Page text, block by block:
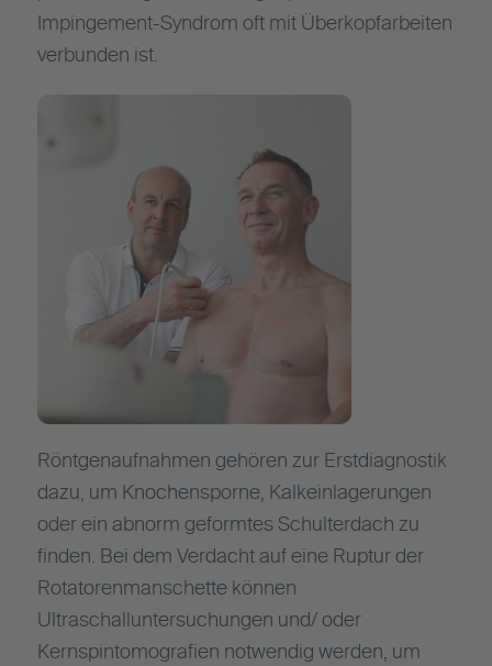
Impingement-Syndrom oft mit Überkopfarbeiten
verbunden ist.
Röntgenaufnahmen gehören zur Erstdiagnostik
dazu, um Knochensporne, Kalkeinlagerungen
oder ein abnorm geformtes Schulterdach zu
finden. Bei dem Verdacht auf eine Ruptur der
Rotatorenmanschette können
Ultraschalluntersuchungen und/ oder
Kernspintomografien notwendig werden, um